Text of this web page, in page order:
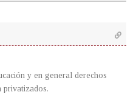
y en general derechos
privatizados.